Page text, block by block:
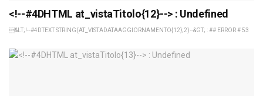
<!--#4DHTML at_vistaTitolo{12}--> : Undefined
&LT;!--#4DTEXT STRING(AT_VISTADATAAGGIORNAMENTO{12};2)--&GT; : ## ERROR # 53